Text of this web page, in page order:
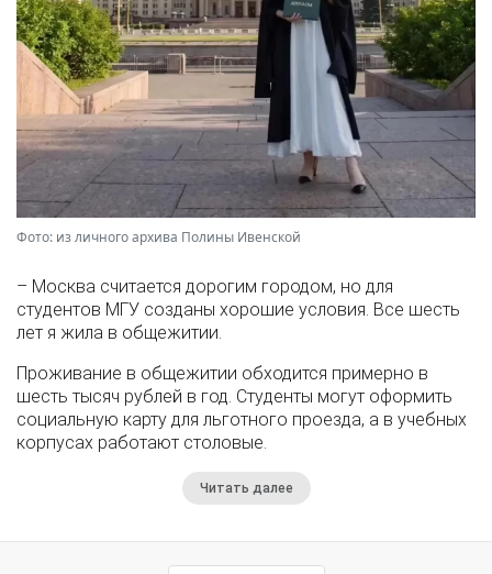
Фото: из личного архива Полины Ивенской
– Москва считается дорогим городом, но для
студентов МГУ созданы хорошие условия. Все шесть
лет я жила в общежитии.
Проживание в общежитии обходится примерно в
шесть тысяч рублей в год. Студенты могут оформить
социальную карту для льготного проезда, а в учебных
корпусах работают столовые.
Читать далее